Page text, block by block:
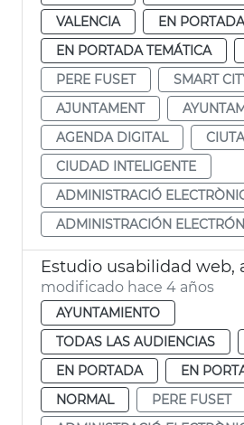
VALENCIA
EN PORTADA
EN PORTADA TEMÁTICA
PERE FUSET
SMART
AJUNTAMENT
AGENDA DIGITAL
CIUDAD INTELIGENTE
ADMINISTRACIÓ
ADMINISTRACIÓN
modificado hace 4 años
AYUNTAMIENTO
TODAS LAS AUDIENCIAS
EN PORTADA
EN
NORMAL
PERE FUSET